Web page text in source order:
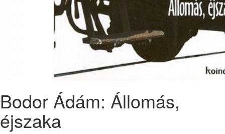
Bodor Ádám: Állomás,
éjszaka